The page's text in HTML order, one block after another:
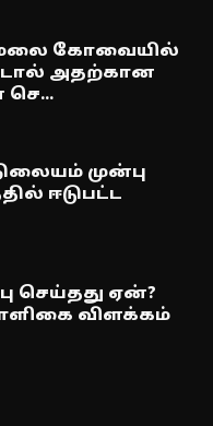
கோவையில்
அதற்கான
முன்பு
ஈடுபட்ட
செய்தது ஏன்?
விளக்கம்